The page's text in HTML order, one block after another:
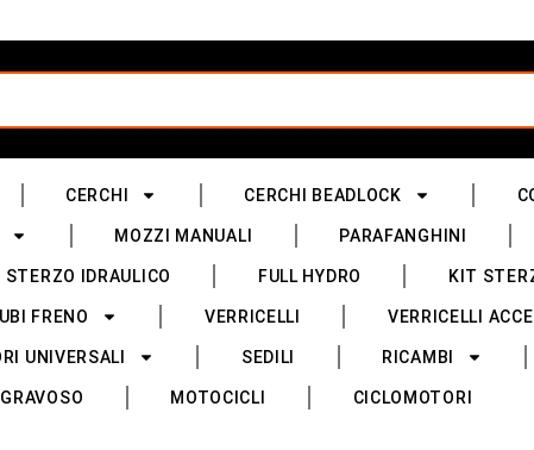
CERCHI CERCHI BEADLOCK
MOZZI MANUALI PARAFANGHINI
STERZO IDRAULICO FULL HYDRO KIT
FRENO VERRICELLI VERRICELLI
UNIVERSALI SEDILI RICAMBI
MOTOCICLI CICLOMOTORI